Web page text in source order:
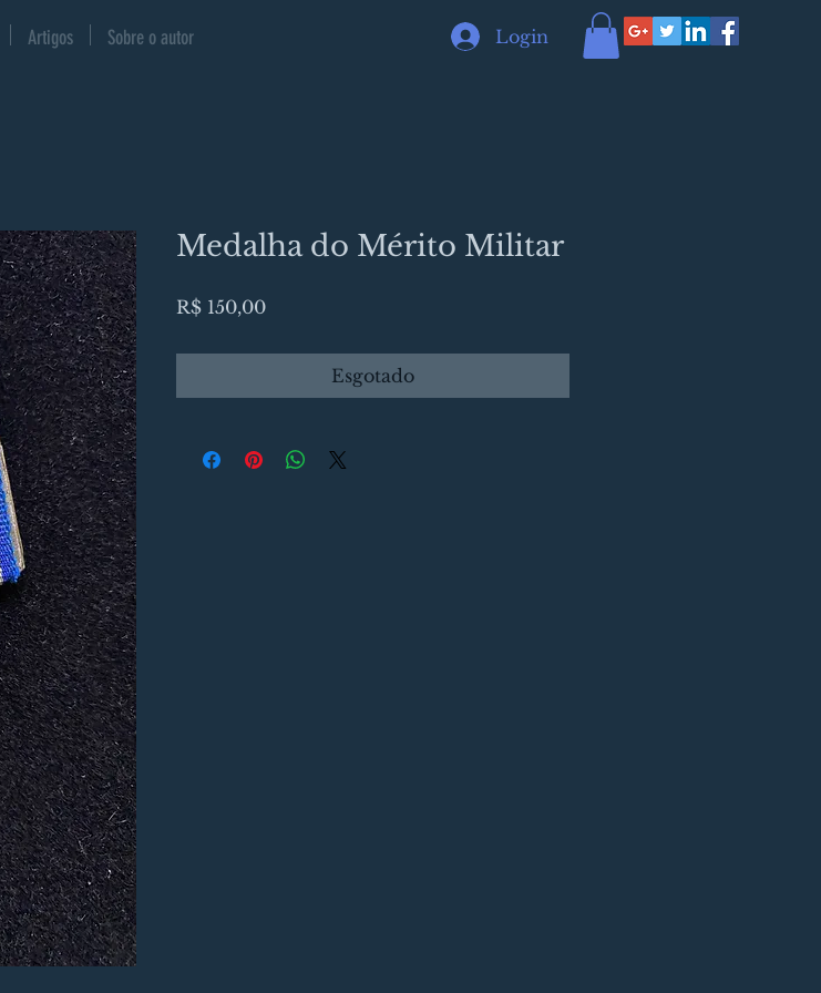
Login
Artigos Sobre o autor
Medalha do Mérito Militar
R$ 150,00Preço
Esgotado